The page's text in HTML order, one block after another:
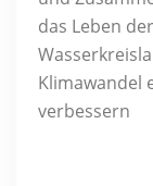
das Leben
Klimawandel
verbessern